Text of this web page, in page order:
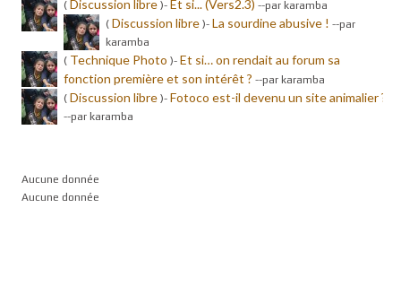
( Discussion libre )- Et si... (Vers2.3) --par karamba
( Discussion libre )- La sourdine abusive ! --par
karamba
( Technique Photo )- Et si… on rendait au forum sa
fonction première et son intérêt ? --par karamba
( Discussion libre )- Fotoco est-il devenu un site animalier ?
--par karamba
Aucune donnée
Aucune donnée